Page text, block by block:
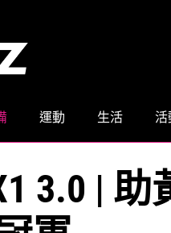
運動 生活 活
3.0 |